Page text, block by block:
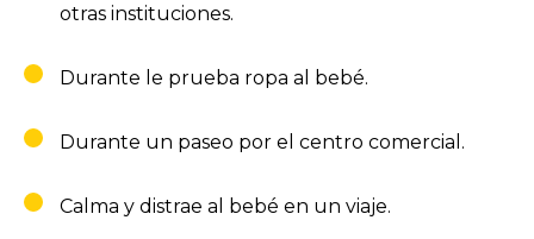
otras instituciones.
Durante le prueba ropa al bebé.
Durante un paseo por el centro comercial.
Calma y distrae al bebé en un viaje.